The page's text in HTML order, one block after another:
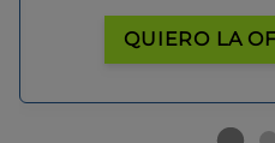
QUIERO LA